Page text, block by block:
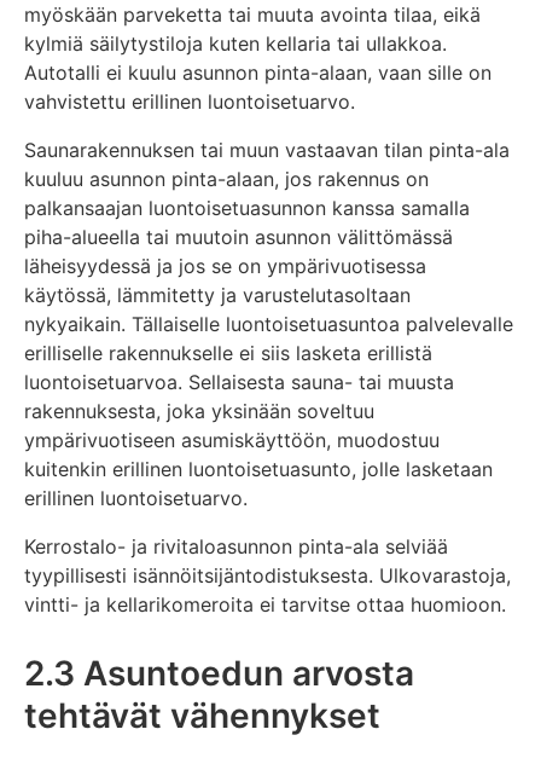
myöskään parveketta tai muuta avointa tilaa, eikä
kylmiä säilytystiloja kuten kellaria tai ullakkoa.
Autotalli ei kuulu asunnon pinta-alaan, vaan sille on
vahvistettu erillinen luontoisetuarvo.
Saunarakennuksen tai muun vastaavan tilan pinta-ala
kuuluu asunnon pinta-alaan, jos rakennus on
palkansaajan luontoisetuasunnon kanssa samalla
piha-alueella tai muutoin asunnon välittömässä
läheisyydessä ja jos se on ympärivuotisessa
käytössä, lämmitetty ja varustelutasoltaan
nykyaikain. Tällaiselle luontoisetuasuntoa palvelevalle
erilliselle rakennukselle ei siis lasketa erillistä
luontoisetuarvoa. Sellaisesta sauna- tai muusta
rakennuksesta, joka yksinään soveltuu
ympärivuotiseen asumiskäyttöön, muodostuu
kuitenkin erillinen luontoisetuasunto, jolle lasketaan
erillinen luontoisetuarvo.
Kerrostalo- ja rivitaloasunnon pinta-ala selviää
tyypillisesti isännöitsijäntodistuksesta. Ulkovarastoja,
vintti- ja kellarikomeroita ei tarvitse ottaa huomioon.
2.3 Asuntoedun arvosta
tehtävät vähennykset